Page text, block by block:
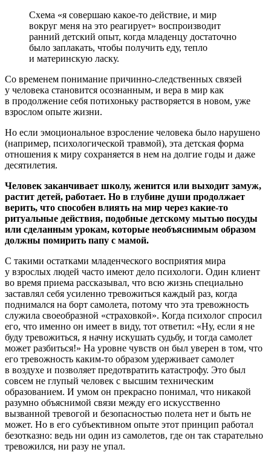
Схема «я совершаю какое-то действие, и мир
вокруг меня на это реагирует» воспроизводит
ранний детский опыт, когда младенцу достаточно
было заплакать, чтобы получить еду, тепло
и материнскую ласку.
Со временем понимание причинно-следственных связей
у человека становится осознанным, и вера в мир как
в продолжение себя потихоньку растворяется в новом, уже
взрос­лом опыте жизни.
Но если эмоциональное взросление человека было нарушено
(например, психологичес­кой травмой), эта детская форма
отношения к миру сохраняется в нем на долгие годы и даже
десятилетия.
Человек заканчивает школу, женится или выходит замуж,
растит детей, работает. Но в глубине души продолжает
верить, что способен влиять на мир через какие-то
ритуальные действия, подобные детскому мытью посуды
или сделанным урокам, которые необъяснимым образом
должны помирить папу с мамой.
С такими остатками младенческого восприятия мира
у взрослых людей часто имеют дело психологи. Один клиент
во время приема рассказывал, что всю жизнь специально
заставлял себя усиленно тревожиться каждый раз, когда
поднимался на борт самолета, потому что эта тревожность
служила своеобразной «страховкой». Когда психолог спросил
его, что именно он имеет в виду, тот ответил: «Ну, если я не
буду тревожиться, я начну искушать судьбу, и тогда самолет
может разбиться!» На уровне чувств он был уверен в том, что
его тревожность каким-то образом удерживает самолет
в воздухе и позволяет предотвратить катастрофу. Это был
совсем не глупый человек с высшим техническим
образованием. И умом он прекрасно понимал, что никакой
разумно объяснимой связи между его искусственно
вызванной тревогой и безопасностью полета нет и быть не
может. Но в его субъективном опыте этот принцип работал
безотказно: ведь ни один из самолетов, где он так старательно
тревожился, ни разу не упал.